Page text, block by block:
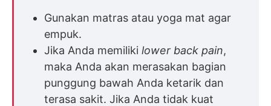
Gunakan matras atau yoga mat agar
empuk.
Jika Anda memiliki lower back pain,
maka Anda akan merasakan bagian
punggung bawah Anda ketarik dan
terasa sakit. Jika Anda tidak kuat